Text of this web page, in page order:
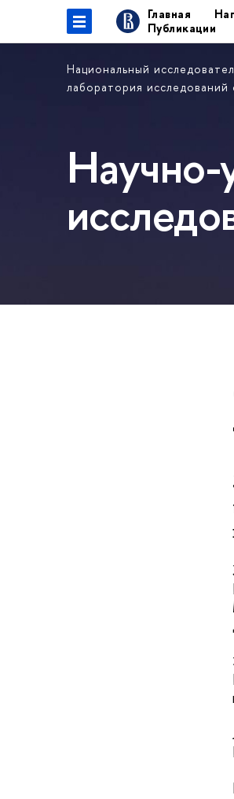
Главная
Публикации
Национальный
лаборатория
Научно-